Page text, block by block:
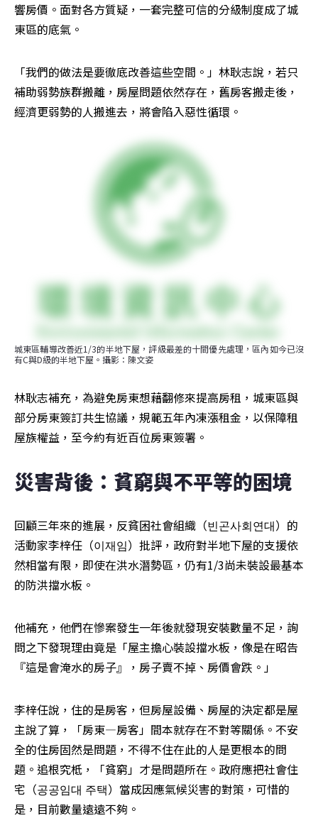
響房價。面對各方質疑，一套完整可信的分級制度成了城
東區的底氣。
「我們的做法是要徹底改善這些空間。」林耿志說，若只
補助弱勢族群搬離，房屋問題依然存在，舊房客搬走後，
經濟更弱勢的人搬進去，將會陷入惡性循環。
城東區輔導改善近1/3的半地下屋，評級最差的十間優先處理，區內如今已沒
有C與D級的半地下屋。攝影：陳文姿
林耿志補充，為避免房東想藉翻修來提高房租，城東區與
部分房東簽訂共生協議，規範五年內凍漲租金，以保障租
屋族權益，至今約有近百位房東簽署。
災害背後：貧窮與不平等的困境
回顧三年來的進展，反貧困社會組織（빈곤사회연대）的
活動家李梓任（이재임）批評，政府對半地下屋的支援依
然相當有限，即使在洪水潛勢區，仍有1/3尚未裝設最基本
的防洪擋水板。
他補充，他們在慘案發生一年後就發現安裝數量不足，詢
問之下發現理由竟是「屋主擔心裝設擋水板，像是在昭告
『這是會淹水的房子』，房子賣不掉、房價會跌。」
李梓任說，住的是房客，但房屋設備、房屋的決定都是屋
主說了算，「房東—房客」間本就存在不對等關係。不安
全的住房固然是問題，不得不住在此的人是更根本的問
題。追根究柢，「貧窮」才是問題所在。政府應把社會住
宅（공공임대 주택）當成因應氣候災害的對策，可惜的
是，目前數量遠遠不夠。